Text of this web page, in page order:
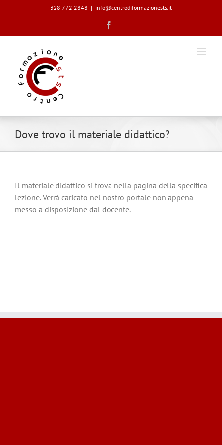
al
328 772 2848 | info@centrodiformazionests.it
Dove trovo il materiale didattico?
Il materiale didattico si trova nella pagina della specifica
lezione. Verrà caricato nel nostro portale non appena
messo a disposizione dal docente.